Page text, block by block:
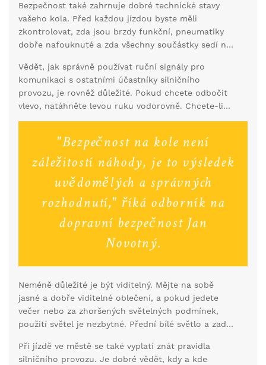
budete v bezpečí.
Bezpečnost také zahrnuje dobré technické stavy
vašeho kola. Před každou jízdou byste měli
zkontrolovat, zda jsou brzdy funkční, pneumatiky
dobře nafouknuté a zda všechny součástky sedí na
nefungují brzdy teprve v okamžiku, kdy je nutně
potřebujete.
Vědět, jak správně používat ruční signály pro
komunikaci s ostatními účastníky silničního
provozu, je rovněž důležité. Pokud chcete odbočit
vlevo, natáhněte levou ruku vodorovně. Chcete-li
srozumitelná a mohou výrazně zlepšit vaši
bezpečnost.
"Bezpečnost na kole není
záležitostí náhody, je to výsledek
uvědomělých a správných
rozhodnutí," říká odborník na
dopravní bezpečnost Jan
Novotný.
Neméně důležité je být viditelný. Mějte na sobě
jasné a dobře viditelné oblečení, a pokud jedete
večer nebo za zhoršených světelných podmínek,
použití světel je nezbytné. Přední bílé světlo a zadní
nikdy neměli podceňovat.
Při jízdě ve městě se také vyplatí znát pravidla
silničního provozu. Je dobré vědět, kdy a kde